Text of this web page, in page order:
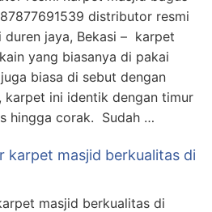
distributor resmi
jaya, Bekasi – karpet
yang biasanya di pakai
biasa di sebut dengan
karpet ini identik dengan timur
hingga corak. Sudah …
karpet masjid berkualitas di
masjid berkualitas di